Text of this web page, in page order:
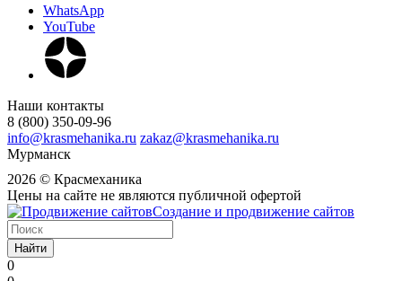
WhatsApp
YouTube
Наши контакты
8 (800) 350-09-96
info@krasmehanika.ru zakaz@krasmehanika.ru
Мурманск
2026 © Красмеханика
Цены на сайте не являются публичной офертой
Создание и продвижение сайтов
Найти
0